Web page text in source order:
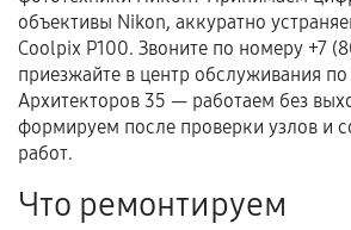
Документы для
гарантии
Гарантийный талон.
услуг и сроком гарантии.
объективы Nikon, аккуратно
Coolpix P100. Звоните по номеру +7
приезжайте в центр обслуживания по
Архитекторов 35 — работаем без
формируем после проверки узлов и
работ.
Что ремонтируем